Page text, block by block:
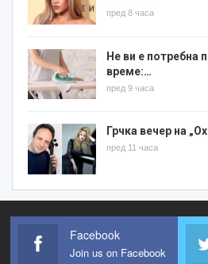
пред 8 часа
Не ви е потребна
време:…
пред 9 часа
Грчка вечер на
пред 11 часа
Facebook
Join us on Facebook